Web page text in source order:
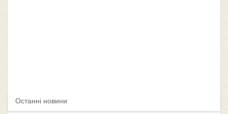
Останні новини